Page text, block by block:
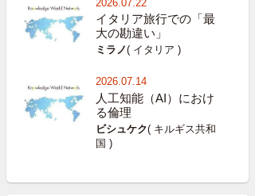
2026.07.22
イタリア旅行での「最
大の勘違い」
ミラノ( イタリア )
2026.07.14
人工知能（AI）におけ
る倫理
ビシュケク( キルギス共和
国 )